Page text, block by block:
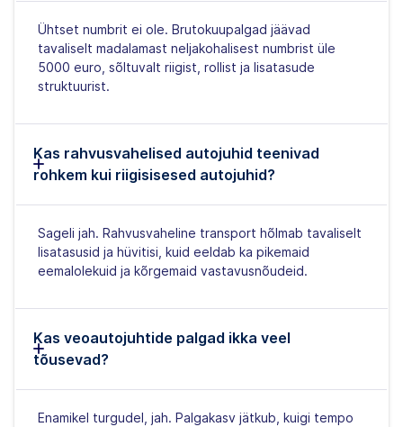
Ühtset numbrit ei ole. Brutokuupalgad jäävad
tavaliselt madalamast neljakohalisest numbrist üle
5000 euro, sõltuvalt riigist, rollist ja lisatasude
struktuurist.
Kas rahvusvahelised autojuhid teenivad
rohkem kui riigisisesed autojuhid?
Sageli jah. Rahvusvaheline transport hõlmab tavaliselt
lisatasusid ja hüvitisi, kuid eeldab ka pikemaid
eemalolekuid ja kõrgemaid vastavusnõudeid.
Kas veoautojuhtide palgad ikka veel
tõusevad?
Enamikel turgudel, jah. Palgakasv jätkub, kuigi tempo